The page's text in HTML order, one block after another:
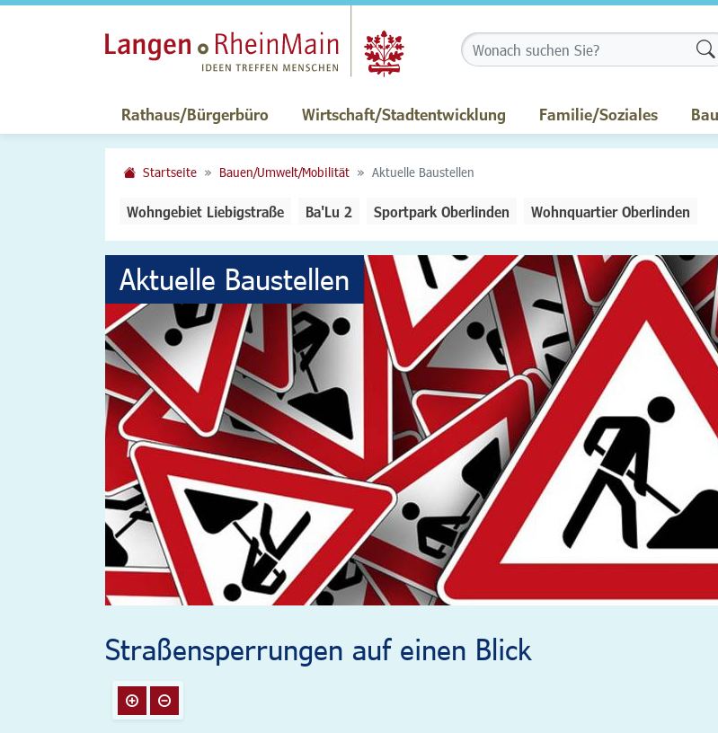
Rathaus/Bürgerbüro Wirtschaft/Stadtentwicklung Familie/Soziales
Startseite Bauen/Umwelt/Mobilität Aktuelle Baustellen
Wohngebiet Liebigstraße Ba'Lu 2 Sportpark Oberlinden Wohnquartier Oberlinden
Aktuelle Baustellen
Straßensperrungen auf einen Blick